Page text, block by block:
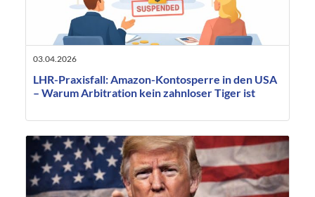
03.04.2026
LHR-Praxisfall: Amazon-Kontosperre in den USA
– Warum Arbitration kein zahnloser Tiger ist